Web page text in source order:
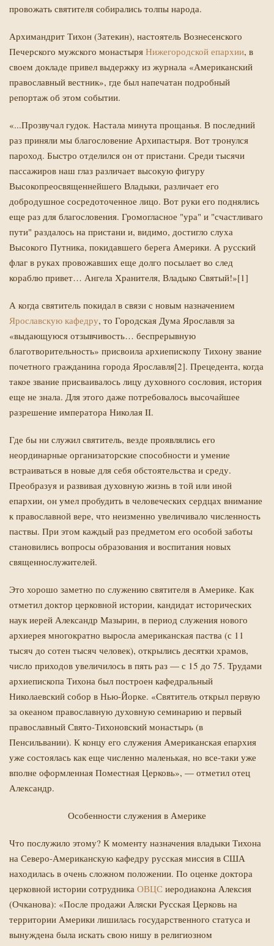
провожать святителя собирались толпы народа.
Архимандрит Тихон (Затекин), настоятель Вознесенского
Печерского мужского монастыря Нижегородской епархии, в
своем докладе привел выдержку из журнала «Американский
православный вестник», где был напечатан подробный
репортаж об этом событии.
«...Прозвучал гудок. Настала минута прощанья. В последний
раз приняли мы благословение Архипастыря. Вот тронулся
пароход. Быстро отделился он от пристани. Среди тысячи
пассажиров наш глаз различает высокую фигуру
Высокопреосвященнейшего Владыки, различает его
добродушное сосредоточенное лицо. Вот руки его поднялись
еще раз для ­благословения. Громогласное "ура" и "счастливаго
пути" раздалось на пристани и, видимо, достигло слуха
Высокого Путника, покидавшего берега Америки. А русский
флаг в руках провожавших еще долго посылает во след
кораблю привет… Ангела Хранителя, Владыко Святый!»[1]
А когда святитель покидал в связи с новым назначением
Ярославскую кафедру, то Городская Дума Ярославля за
«выдающуюся отзывчивость… беспрерывную
благотворительность» присвоила архиепископу Тихону звание
почетного гражданина города Ярославля[2]. Прецедента, когда
такое звание присваивалось лицу духовного сословия, история
еще не знала. Для этого даже потребовалось высочайшее
разрешение императора Николая II.
Где бы ни служил святитель, везде проявлялись его
неординарные организаторские способности и умение
встраиваться в новые для себя обстоятельства и среду.
Преобразуя и развивая духовную жизнь в той или иной
епархии, он умел пробудить в человеческих сердцах внимание
к православной вере, что неизменно увеличивало численность
паствы. При этом каждый раз предметом его особой заботы
становились вопросы образования и воспитания новых
священнослужителей.
Это хорошо заметно по служению святителя в Америке. Как
отметил доктор церковной истории, кандидат исторических
наук иерей Александр Мазырин, в период служения нового
архиерея многократно выросла американская паства (с 11
тысяч до сотен тысяч человек), открылись десятки храмов,
число приходов увеличилось в пять раз — с 15 до 75. Трудами
архиепископа Тихона был построен кафедральный
Николаевский собор в Нью-Йорке. «Святитель открыл первую
за океаном православную духовную семинарию и первый
православный Свято-­Тихоновский монастырь (в
Пенсильвании). К концу его служения Американская епархия
уже состоялась как еще численно маленькая, но все-таки уже
вполне оформленная Поместная Церковь», — отметил отец
Александр.
Особенности служения в Америке
Что послужило этому? К моменту назначения владыки Тихона
на Северо-Американскую кафедру русская миссия в США
находилась в очень сложном положении. По оценке доктора
церковной истории сотрудника ОВЦС иеродиакона Алексия
(Очканова): «После продажи Аляски Русская Церковь на
территории Америки лишилась государственного статуса и
вынуждена была искать свою нишу в религиозном